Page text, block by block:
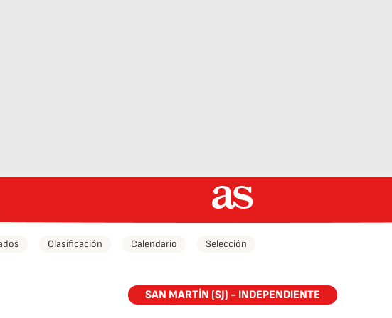
Clasificación Calendario Selección
SAN MARTÍN (SJ) - INDEPENDIENTE